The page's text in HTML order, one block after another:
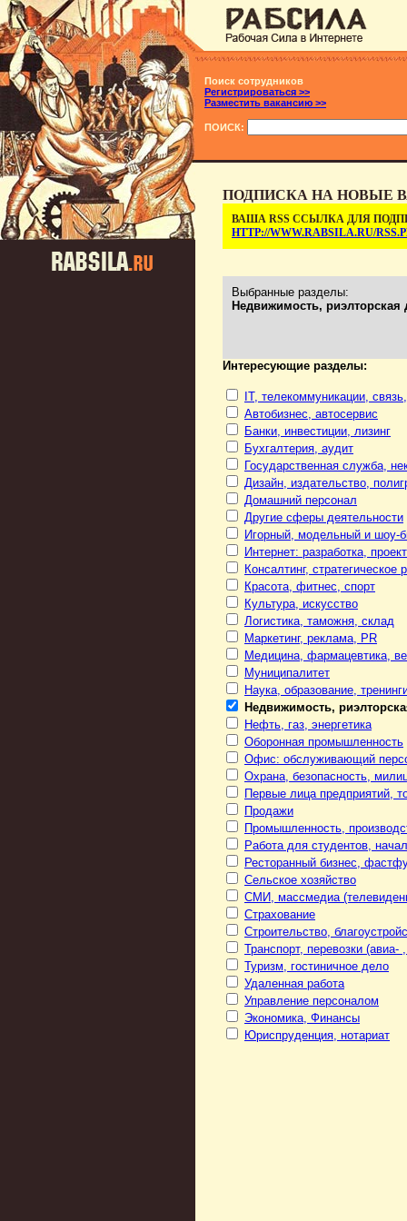
Поиск сотрудников
Регистрироваться >>
Разместить вакансию >>
ПОИСК:
ПОДПИСКА НА НОВЫЕ
ВАША RSS ССЫЛКА ДЛЯ
HTTP://WWW.RABSILA.RU/
Выбранные разделы:
Недвижимость, риэлторская
Интересующие разделы:
IT, телекоммуникации,
Автобизнес, автосервис
Банки, инвестиции, лизинг
Бухгалтерия, аудит
Государственная служба,
Дизайн, издательство,
Домашний персонал
Другие сферы деятельности
Игорный, модельный и шоу-
Интернет: разработка,
Консалтинг, стратегическое
Красота, фитнес, спорт
Культура, искусство
Логистика, таможня, склад
Маркетинг, реклама, PR
Медицина, фармацевтика,
Муниципалитет
Наука, образование,
Недвижимость,
Нефть, газ, энергетика
Оборонная промышленность
Офис: обслуживающий
Охрана, безопасность,
Первые лица предприятий,
Продажи
Промышленность,
Работа для студентов,
Ресторанный бизнес,
Сельское хозяйство
СМИ, массмедиа
Страхование
Строительство,
Транспорт, перевозки (авиа-
Туризм, гостиничное дело
Удаленная работа
Управление персоналом
Экономика, Финансы
Юриспруденция, нотариат